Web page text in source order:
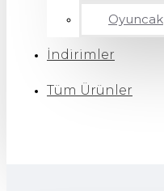
Oyuncak
İndirimler
Tüm Ürünler